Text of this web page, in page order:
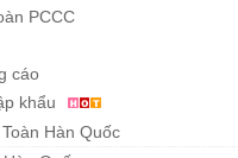
PCCC
cáo
khẩu
Hàn Quốc
tiết
GIẦY HÀN QUỐC